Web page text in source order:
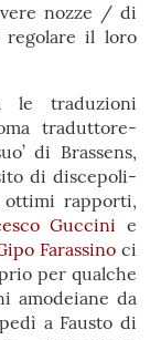
nozze / di
il loro
le traduzioni
traduttore-
di Brassens,
di discepoli-
ottimi rapporti,
Guccini e
Farassinoci
per qualche
amodeiane da
a Fausto di